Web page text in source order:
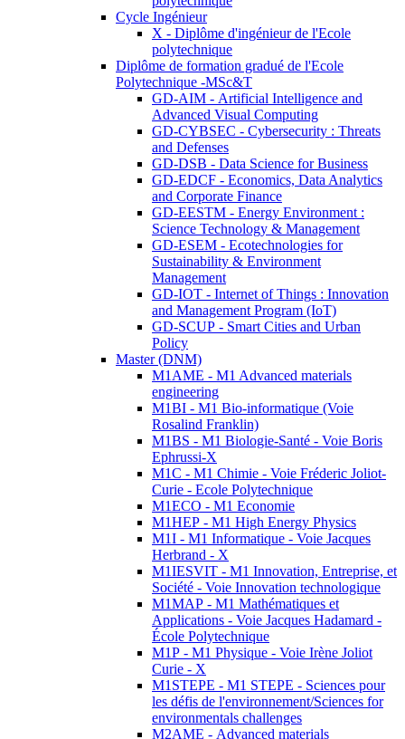
Cycle Ingénieur
X - Diplôme d'ingénieur de l'Ecole
polytechnique
Diplôme de formation gradué de l'Ecole
Polytechnique -MSc&T
GD-AIM - Artificial Intelligence and
Advanced Visual Computing
GD-CYBSEC - Cybersecurity : Threats
and Defenses
GD-DSB - Data Science for Business
GD-EDCF - Economics, Data Analytics
and Corporate Finance
GD-EESTM - Energy Environment :
Science Technology & Management
GD-ESEM - Ecotechnologies for
Sustainability & Environment
Management
GD-IOT - Internet of Things : Innovation
and Management Program (IoT)
GD-SCUP - Smart Cities and Urban
Policy
Master (DNM)
M1AME - M1 Advanced materials
engineering
M1BI - M1 Bio-informatique (Voie
Rosalind Franklin)
M1BS - M1 Biologie-Santé - Voie Boris
Ephrussi-X
M1C - M1 Chimie - Voie Fréderic Joliot-
Curie - Ecole Polytechnique
M1ECO - M1 Economie
M1HEP - M1 High Energy Physics
M1I - M1 Informatique - Voie Jacques
Herbrand - X
M1IESVIT - M1 Innovation, Entreprise, et
Société - Voie Innovation technologique
M1MAP - M1 Mathématiques et
Applications - Voie Jacques Hadamard -
École Polytechnique
M1P - M1 Physique - Voie Irène Joliot
Curie - X
M1STEPE - M1 STEPE - Sciences pour
les défis de l'environnement/Sciences for
environmentals challenges
M2AME - Advanced materials